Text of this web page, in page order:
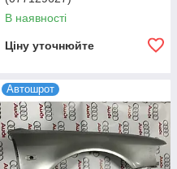
В наявності
Ціну уточнюйте
Автошрот